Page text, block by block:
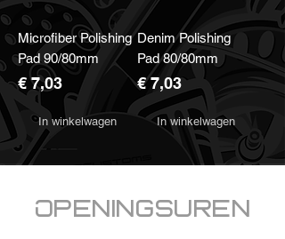
Microfiber Polishing
Pad 90/80mm
Prijs
€ 7,03
In winkelwagen
Denim Polishing
Pad 80/80mm
Prijs
€ 7,03
In winkelwagen
Openingsuren